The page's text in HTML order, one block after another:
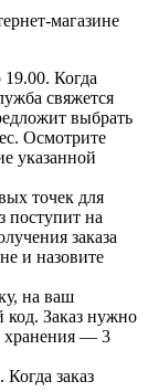
магазине
19.00. Когда
свяжется
выбрать
Осмотрите
указанной
точек для
поступит на
заказа
и назовите
на ваш
код. Заказ нужно
хранения — 3
заказ